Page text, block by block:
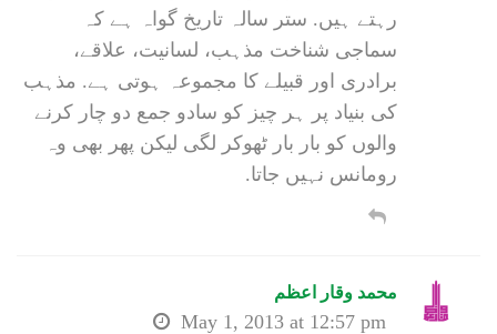
رہتے ہیں. ستر سالہ تاریخ گواہ ہے کہ
سماجی شناخت مذہب، لسانیت، علاقے،
برادری اور قبیلے کا مجموعہ ہوتی ہے. مذہب
کی بنیاد پر ہر چیز کو سادو جمع دو چار کرنے
والوں کو بار بار ٹھوکر لگی لیکن پھر بھی وہ
رومانس نہیں جاتا.
محمد وقار اعظم
May 1, 2013 at 12:57 pm